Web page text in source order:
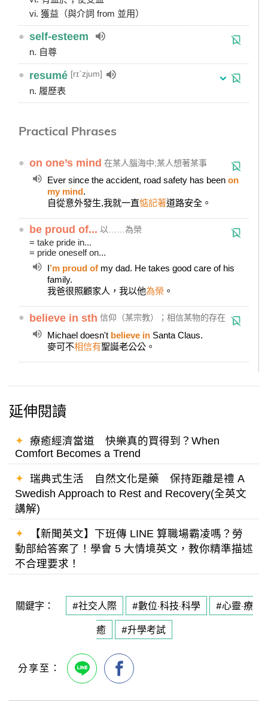
vi. 獲益（與介詞 from 並用）
● self-esteem
n. 自尊
● resumé [rɪˋzjum]
n. 履歷表
Practical Phrases
● on one’s mind 在某人腦海中;某人想著某事
Ever since the accident, road safety has been on
my mind.
自從意外發生,我就一直惦記著道路安全。
● be proud of... 以……為榮
= take pride in...
= pride oneself on...
I’m proud of my dad. He takes good care of his
family.
我爸很照顧家人，我以他為榮 。
● believe in sth 信仰（某宗教）；相信某物的存在
Michael doesn't believe in Santa Claus.
麥可不相信有聖誕老公公。
延伸閱讀
✦ 療癒經濟當道 快樂真的買得到？When
Comfort Becomes a Trend
✦ 瑞典式生活 自然文化是藥 保持距離是禮 A
Swedish Approach to Rest and Recovery(全英文
講解)
✦
【新聞英文】下班傳 LINE 算職場霸凌嗎？勞
動部給答案了！學會 5 大情境英文，教你精準描述
不合理要求！
關鍵字： #社交人際 #數位·科技·科學
#心靈·療
癒
#升學考試